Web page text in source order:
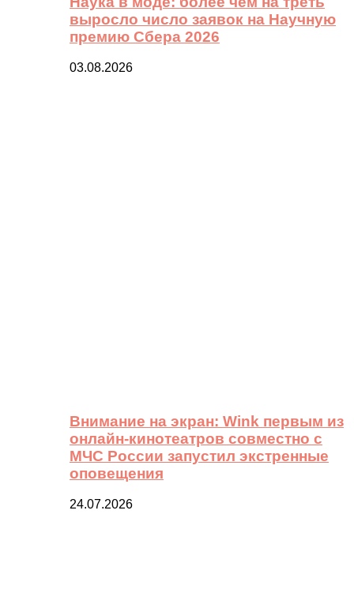
выросло число заявок на Научную
премию Сбера 2026
03.08.2026
Внимание на экран: Wink первым из
онлайн-кинотеатров совместно с
МЧС России запустил экстренные
оповещения
24.07.2026